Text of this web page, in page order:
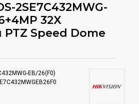
2SE7C432MWG-
32X
PTZ Speed Dome
EB/26(F0)